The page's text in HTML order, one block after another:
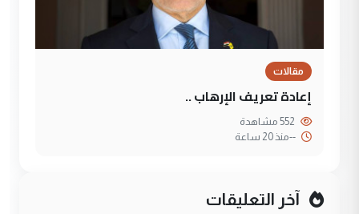
مقالات
إعادة تعريف الإرهاب ..
--منذ 20 ساعة
آخر التعليقات